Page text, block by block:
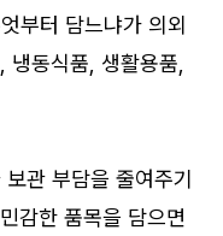
부터 담느냐가 의외
동식품, 생활용품,
관 부담을 줄여주기
감한 품목을 담으면